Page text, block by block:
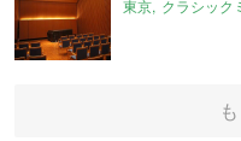
東京 クラシック